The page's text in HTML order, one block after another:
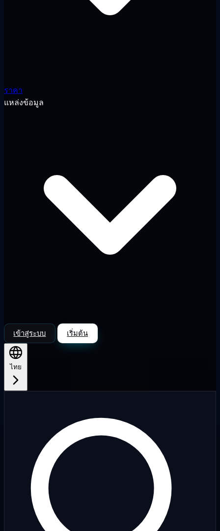
ราคา
แหล่งข้อมูล
เข้าสู่ระบบ เริ่มต้น
ไทย